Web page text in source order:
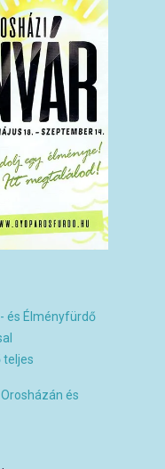
és Élményfürdő
teljes
és